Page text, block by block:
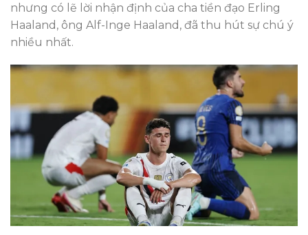
nhưng có lẽ lời nhận định của cha tiền đạo Erling
Haaland, ông Alf-Inge Haaland, đã thu hút sự chú ý
nhiều nhất.